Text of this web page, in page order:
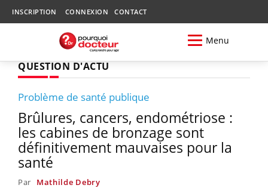
INSCRIPTION CONNEXION CONTACT
Menu
QUESTION D'ACTU
Problème de santé publique
Brûlures, cancers, endométriose :
les cabines de bronzage sont
définitivement mauvaises pour la
santé
Par Mathilde Debry